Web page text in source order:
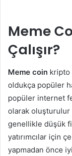
Meme
Çalışır?
Meme coin kripto
oldukça popüler
popüler internet
olarak oluşturulur
genellikle düşük
yatırımcılar için
yapmadan önce